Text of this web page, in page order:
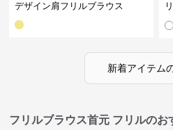
デザイン肩フリルブラウス
新着アイテム
フリルブラウス首元 フリルのお